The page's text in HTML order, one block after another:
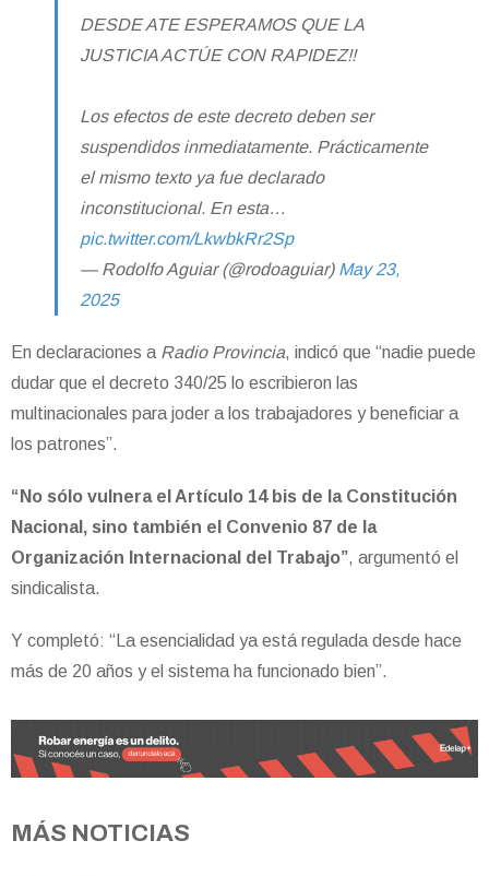
DESDE ATE ESPERAMOS QUE LA
JUSTICIA ACTÚE CON RAPIDEZ!!
Los efectos de este decreto deben ser
suspendidos inmediatamente. Prácticamente
el mismo texto ya fue declarado
inconstitucional. En esta…
pic.twitter.com/LkwbkRr2Sp
— Rodolfo Aguiar (@rodoaguiar) May 23,
2025
En declaraciones a Radio Provincia, indicó que “nadie puede
dudar que el decreto 340/25 lo escribieron las
multinacionales para joder a los trabajadores y beneficiar a
los patrones”.
“No sólo vulnera el Artículo 14 bis de la Constitución
Nacional, sino también el Convenio 87 de la
Organización Internacional del Trabajo”, argumentó el
sindicalista.
Y completó: “La esencialidad ya está regulada desde hace
más de 20 años y el sistema ha funcionado bien”.
MÁS NOTICIAS